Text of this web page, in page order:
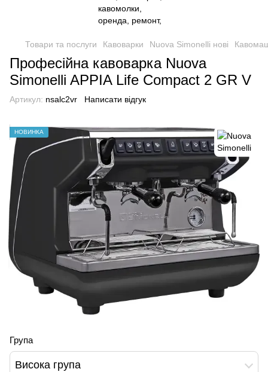
Товари та послуги Кавоварки Nuova Simonelli нові
Професійна кавоварка Nuova
Simonelli APPIA Life Compact 2 GR V
Артикул: nsalc2vr Написати відгук
НОВИНКА
Група
Висока група